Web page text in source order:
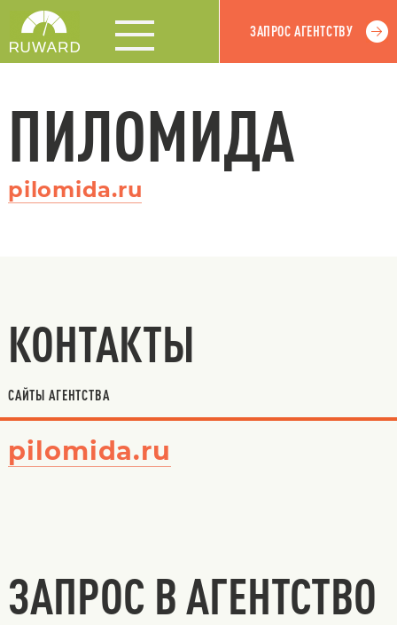
ЗАПРОС АГЕНТСТВУ
ПИЛОМИДА
pilomida.ru
КОНТАКТЫ
САЙТЫ АГЕНТСТВА
pilomida.ru
ЗАПРОС В АГЕНТСТВО